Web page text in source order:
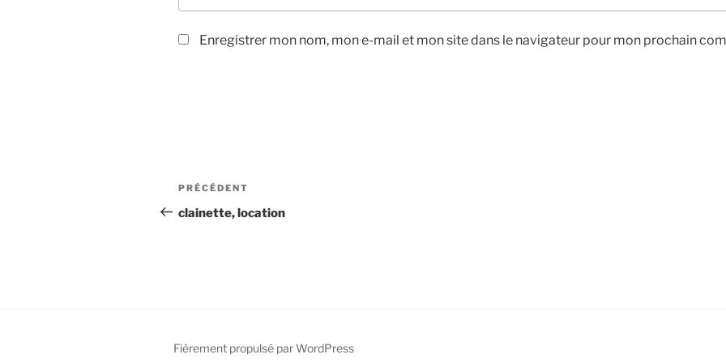
Enregistrer mon nom, mon e-mail et mon site dans le navigateur pour mon prochain
Navigation
de
Article
précédent
PRÉCÉDENT
clainette, location
Fièrement propulsé par WordPress